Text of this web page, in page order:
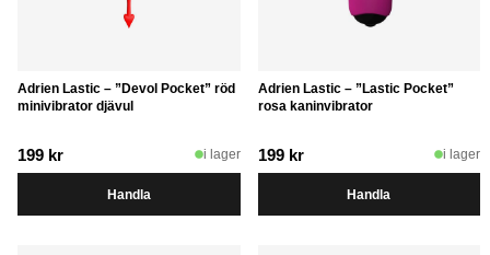
Adrien Lastic – ”Devol Pocket” röd
minivibrator djävul
199 kr i lager
Handla
Adrien Lastic – ”Lastic Pocket”
rosa kaninvibrator
199 kr i lager
Handla